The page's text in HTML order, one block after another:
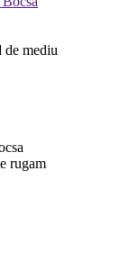
de mediu
rugam